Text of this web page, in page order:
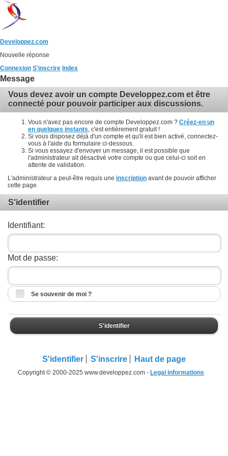
Developpez.com
Nouvelle réponse
Connexion S'inscrire Index
Message
Vous devez avoir un compte Developpez.com et être
connecté pour pouvoir participer aux discussions.
Vous n'avez pas encore de compte Developpez.com ? Créez-en un
en quelques instants , c'est entièrement gratuit !
Si vous disposez déjà d'un compte et qu'il est bien activé, connectez-
vous à l'aide du formulaire ci-dessous.
Si vous essayez d'envoyer un message, il est possible que
l'administrateur ait désactivé votre compte ou que celui-ci soit en
attente de validation.
L'administrateur a peut-être requis une inscription avant de pouvoir afficher
cette page.
S'identifier
Identifiant:
Mot de passe:
Se souvenir de moi ?
S'identifier
S'identifier S'inscrire Haut de page
Copyright © 2000-2025 www.developpez.com - Legal informations